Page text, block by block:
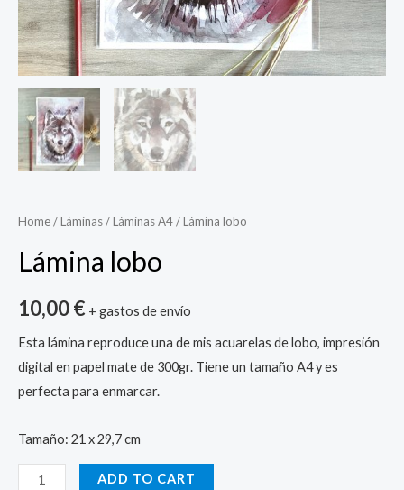
Home/Láminas/Láminas A4/ Lámina lobo
Lámina lobo
10,00€ + gastos de envío
Esta lámina reproduce una de mis acuarelas de lobo, impresión
digital en papel mate de 300gr. Tiene un tamaño A4 y es
perfecta para enmarcar.
Tamaño: 21 x 29,7 cm
Lámina
ADD TO CART